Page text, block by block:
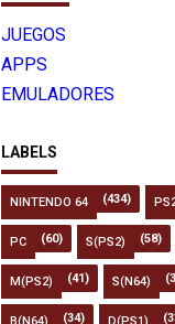
JUEGOS
APPS
EMULADORES
LABELS
NINTENDO 64 (434)
PC (60) S(PS2) (58)
M(PS2) (41) S(N64)
(34)